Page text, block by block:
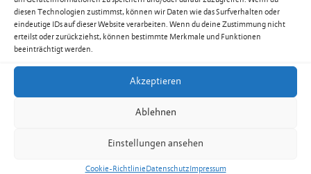
diesen Technologien zustimmst, können wir Daten wie das Surfverhalten oder
eindeutige IDs auf dieser Website verarbeiten. Wenn du deine Zustimmung nicht
erteilst oder zurückziehst, können bestimmte Merkmale und Funktionen
beeinträchtigt werden.
Akzeptieren
Ablehnen
Einstellungen ansehen
Cookie-RichtlinieDatenschutzImpressum
Weitere Schlagzeilen
Warnung vor sehr grosser Flur- und
Waldbrandgefahr – Erlass eines absoluten
Feuerverbotes im Freien in Liechtenstein
weiterlesen: Warnung vor sehr grosser Flur- und Waldbrandgefahr – Erlass eines absoluten Feuerverbotes im Freien in Liechtenstein
Dorfplatzkino